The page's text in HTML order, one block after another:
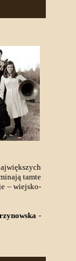
tamte
– wiejsko-
-